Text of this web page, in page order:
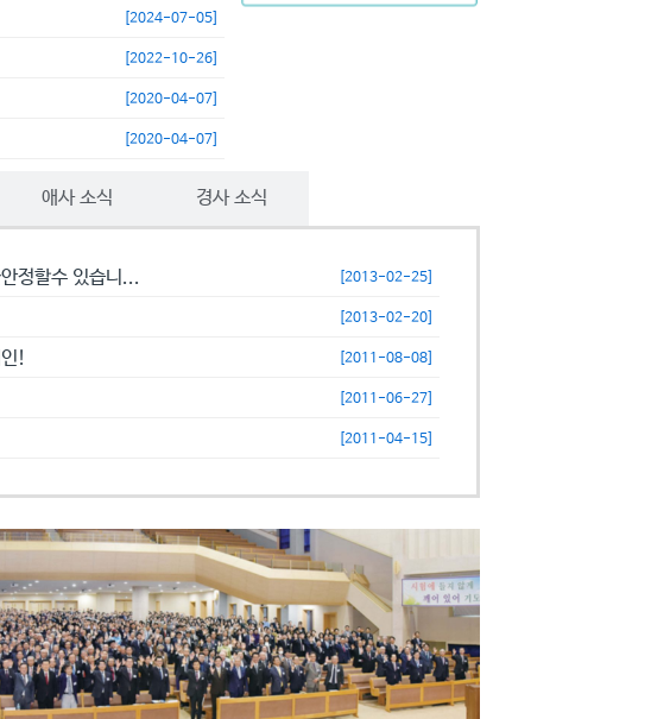
[2024-07-05]
[2022-10-26]
[2020-04-07]
[2020-04-07]
애사 소식 경사 소식
정할수 있습니... [2013-02-25]
[2013-02-20]
! [2011-08-08]
[2011-06-27]
[2011-04-15]